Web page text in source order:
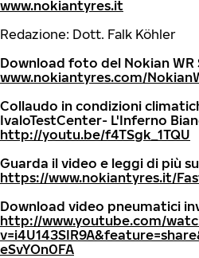
www.nokiantyres.it
Redazione: Dott. Falk Köhler
Download foto del Nokian WR
www.nokiantyres.com/
Collaudo in condizioni
IvaloTestCenter- L'Inferno
http://youtu.be/f4TSgk_1TQU
Guarda il video e leggi di più
https://www.nokiantyres.it/
Download video pneumatici
http://www.youtube.com/
eSvYOn0FA